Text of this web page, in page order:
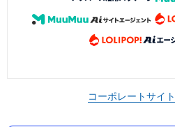
コーポレートサイト